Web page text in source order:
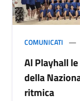
COMUNICATI
Al Playhall
della
ritmica